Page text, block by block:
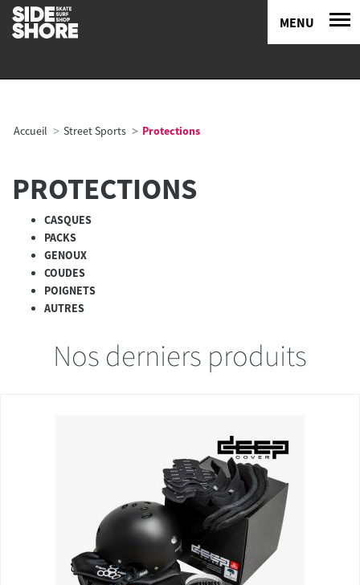
MENU
Accueil Street Sports Protections
PROTECTIONS
CASQUES
PACKS
GENOUX
COUDES
POIGNETS
AUTRES
Nos derniers produits